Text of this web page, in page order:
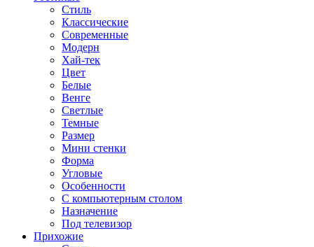
Стиль
Классические
Современные
Модерн
Хай-тек
Цвет
Белые
Венге
Светлые
Темные
Размер
Мини стенки
Форма
Угловые
Особенности
С компьютерным столом
Назначение
Под телевизор
Прихожие